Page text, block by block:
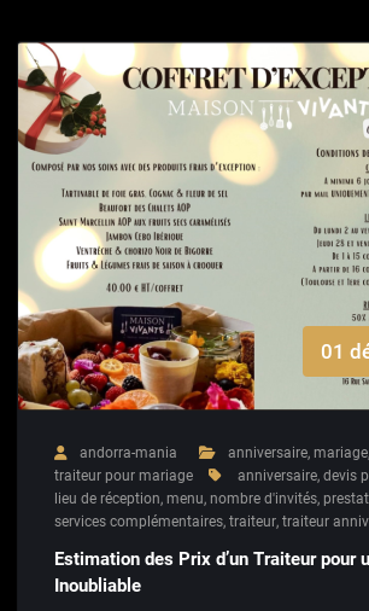
01
andorra-mania anniversaire, mariage
traiteur pour mariage
anniversaire, devis
lieu de réception, menu, nombre d'invités,
services complémentaires, traiteur, traiteur
Estimation des Prix d’un Traiteur pour
Inoubliable